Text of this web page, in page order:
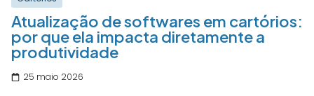
Atualização de softwares em cartórios:
por que ela impacta diretamente a
produtividade
25 maio 2026